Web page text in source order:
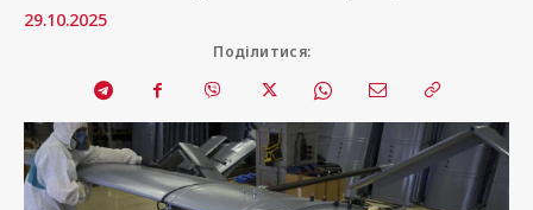
29.10.2025
Поділитися: